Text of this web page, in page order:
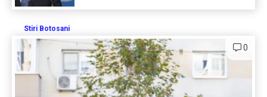
Stiri Botosani
0